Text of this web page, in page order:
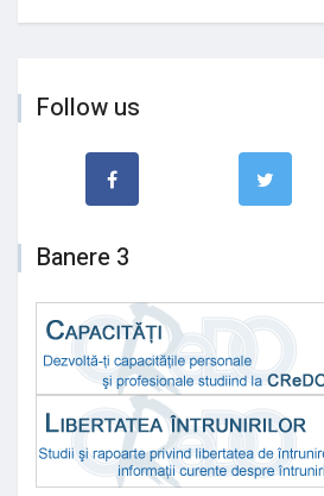
Follow us
Banere 3